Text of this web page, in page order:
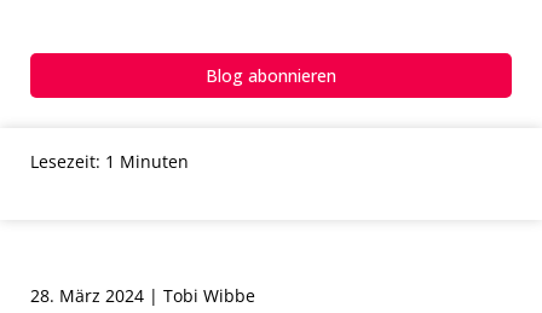
Blog abonnieren
Lesezeit: 1 Minuten
28. März 2024 | Tobi Wibbe